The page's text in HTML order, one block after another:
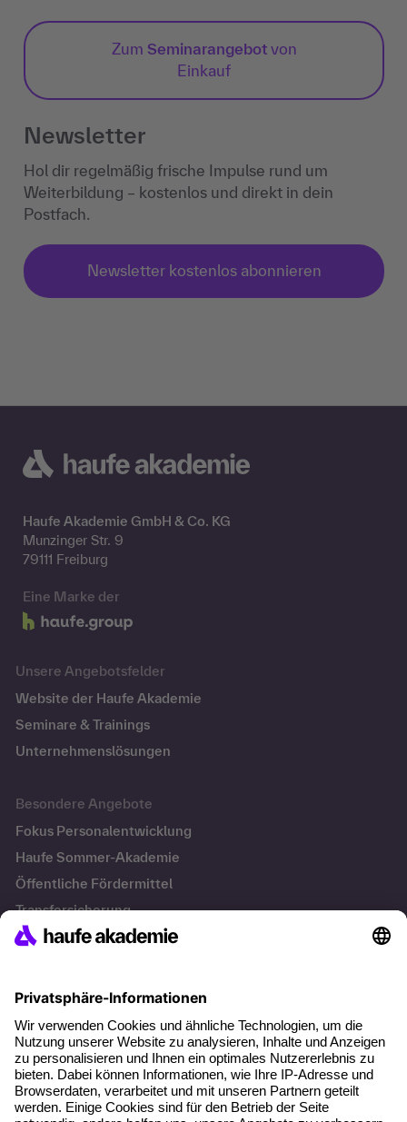
Zum Seminarangebotvon
Einkauf
Newsletter
Hol dir regelmäßig frische Impulse rund um
Weiterbildung – kostenlos und direkt in dein
Postfach.
Newsletter kostenlos abonnieren
Haufe Akademie GmbH & Co. KG
Munzinger Str. 9
79111 Freiburg
Eine Marke der
Unsere Angebotsfelder
Website der Haufe Akademie
Seminare & Trainings
Unternehmenslösungen
Besondere Angebote
Fokus Personalentwicklung
Haufe Sommer-Akademie
Öffentliche Fördermittel
Transfersicherung
Führung im KI-Zeitalter: Wie Human-AI-Leadership Teams
stark macht
Operatives Personalmanagement: Aufgaben, Prozesse
und Grundlagen im Überblick
KI Texte menschlicher machen und unverwechselbar
bleiben